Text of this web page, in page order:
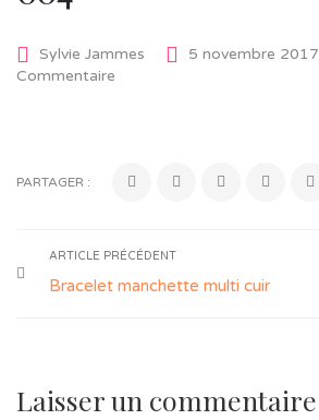
Sylvie Jammes 5 novembre 2017
Commentaire
PARTAGER :
ARTICLE PRÉCÉDENT
Bracelet manchette multi cuir
Laisser un commentaire